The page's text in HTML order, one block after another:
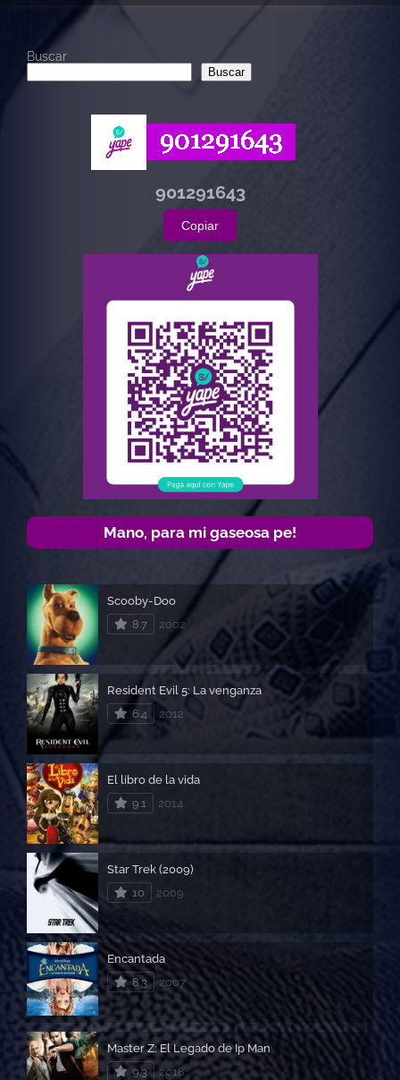
Buscar
Buscar
901291643
Copiar
Mano, para mi gaseosa pe!
Scooby-Doo
8.7
2002
Resident Evil 5: La venganza
6.4
2012
El libro de la vida
9.1
2014
Star Trek (2009)
10
2009
Encantada
8.3
2007
Master Z: El Legado de Ip Man
9.3
2018